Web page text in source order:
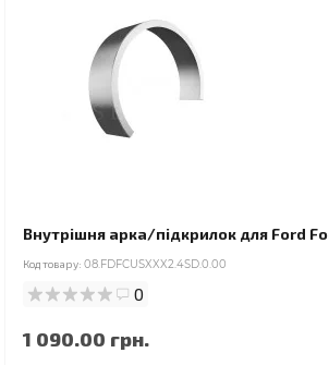
Внутрішня арка/підкрилок для Ford
Код товару: 08.FDFCUSXXX2.4SD.0.00
0
1 090.00 грн.